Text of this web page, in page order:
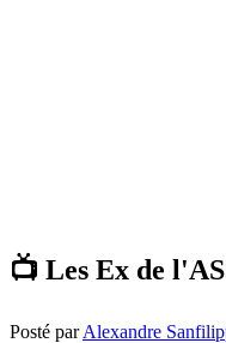
📺 Les Ex de
Posté parAlexandre